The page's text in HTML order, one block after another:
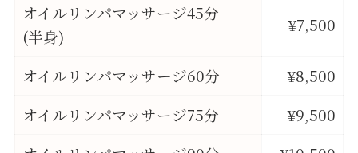
オイルリンパマッサージ45分
(半身)
¥7,500
オイルリンパマッサージ60分
¥8,500
オイルリンパマッサージ75分
¥9,500